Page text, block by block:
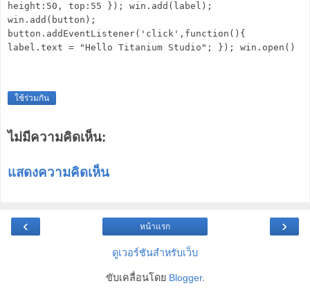
height:50, top:55 }); win.add(label);
win.add(button);
button.addEventListener('click',function(){
label.text = "Hello Titanium Studio"; }); win.open()
ใช้ร่วมกัน
ไม่มีความคิดเห็น:
แสดงความคิดเห็น
‹ ›
หน้าแรก
ดูเวอร์ชันสำหรับเว็บ
ขับเคลื่อนโดย Blogger.